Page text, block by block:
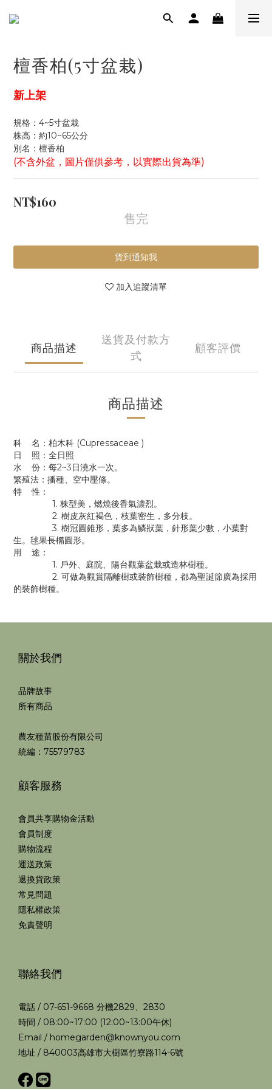
檀香柏(5寸盆栽)
新上架
規格：4~5寸盆栽
株高：約10~65公分
別名：檀香柏
(不含外盆，圖片僅供參考，以實際出貨為準)
NT$160
售完
貨到通知我
加入追蹤清單
商品描述
送貨及付款方
式
顧客評價
商品描述
科 名：柏木科 (Cupressaceae )
日 照：全日照
水 份：每2~3日澆水一次。
繁殖法：播種、空中壓條。
特 性：
1. 株型美，燃燒後香氣濃烈。
2. 樹皮灰紅褐色，枝葉密生，多分枝。
3. 樹冠圓錐形，葉多為鱗狀葉，針形葉少數，小葉對
生。毬果長橢圓形。
用 途：
1. 戶外、庭院、陽台觀葉盆栽或造林樹種。
2. 可做為觀賞隔離樹或裝飾樹種，都為聖誕節廣為採用
的裝飾樹種。
關於我們
品牌故事
所有商品
農友種苗股份有限公司
統編：75579783
顧客服務
會員共享購物金活動
會員制度
購物流程
運送政策
退換貨政策
常見問題
隱私權政策
免責聲明
聯絡我們
電話 / 07-651-9668 分機2829、2830
時間 / 08:00~17:00 (12:00~13:00午休)
Email / homegarden@knownyou.com
地址 / 840003高雄市大樹區竹寮路114-6號